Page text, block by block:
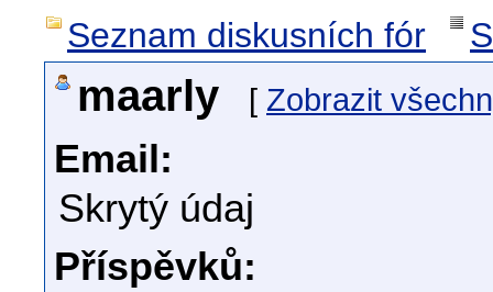
Seznam diskusních fór
maarly [ Zobrazit
Email:
Skrytý údaj
Příspěvků: